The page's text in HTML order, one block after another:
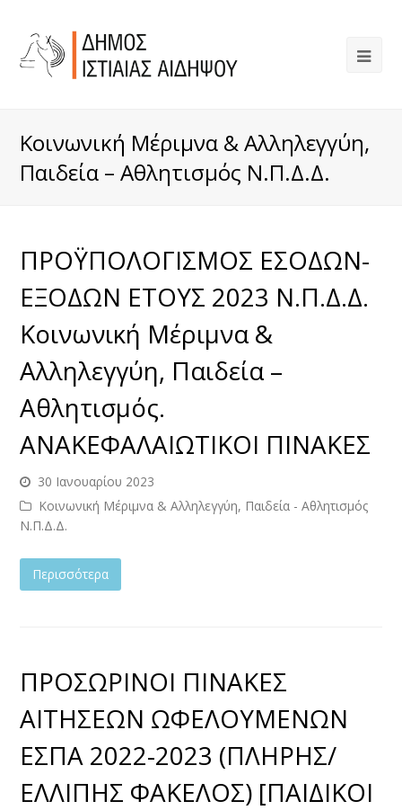
Κοινωνική Μέριμνα & Αλληλεγγύη,
Παιδεία – Αθλητισμός Ν.Π.Δ.Δ.
ΠΡΟΫΠΟΛΟΓΙΣΜΟΣ ΕΣΟΔΩΝ-
ΕΞΟΔΩΝ ΕΤΟΥΣ 2023 Ν.Π.Δ.Δ.
Κοινωνική Μέριμνα &
Αλληλεγγύη, Παιδεία –
Αθλητισμός.
ΑΝΑΚΕΦΑΛΑΙΩΤΙΚΟΙ ΠΙΝΑΚΕΣ
30 Ιανουαρίου 2023
Κοινωνική Μέριμνα & Αλληλεγγύη, Παιδεία - Αθλητισμός
Ν.Π.Δ.Δ.
Περισσότερα
ΠΡΟΣΩΡΙΝΟΙ ΠΙΝΑΚΕΣ
ΑΙΤΗΣΕΩΝ ΩΦΕΛΟΥΜΕΝΩΝ
ΕΣΠΑ 2022-2023 (ΠΛΗΡΗΣ/
ΕΛΛΙΠΗΣ ΦΑΚΕΛΟΣ) [ΠΑΙΔΙΚΟΙ